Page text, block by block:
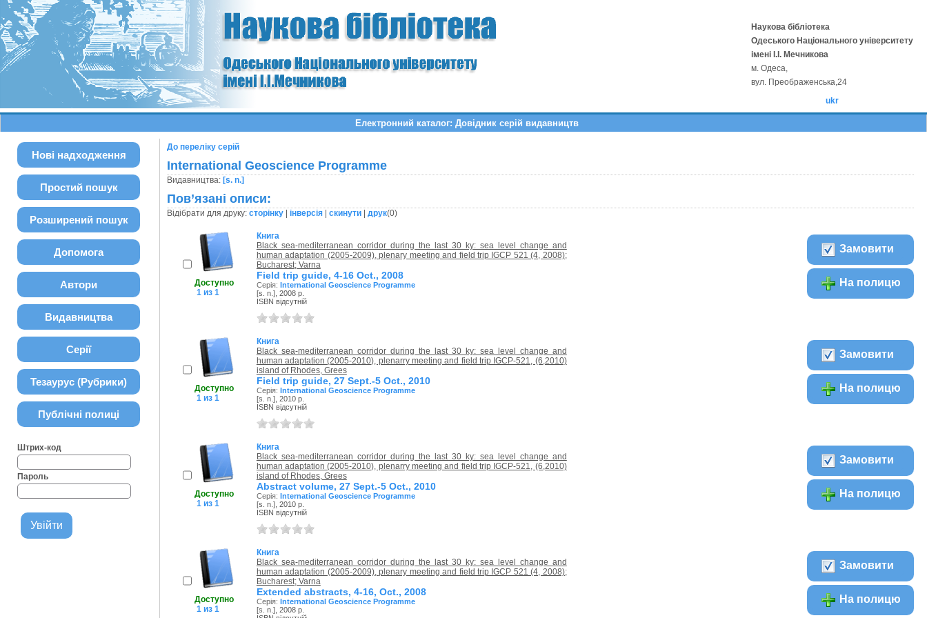
Наукова бібліотека
Одеського Національного університету
імені І.І. Мечникова
м. Одеса,
вул. Преображенська,24
ukr
Електронний каталог: Довідник серій видавництв
Нові надходження
Простий пошук
Розширений пошук
Допомога
Автори
Видавництва
Серії
Тезаурус (Рубрики)
Публічні полиці
Штрих-код
Пароль
До переліку серій
International Geoscience Programme
Видавництва: [s. n.]
Пов’язані описи:
Відібрати для друку: сторінку| інверсія| скинути| друк(0)
Доступно
1 из 1
Книга
Black sea-mediterranean corridor during the last 30 ky: sea level change and
human adaptation (2005-2009), plenary meeting and field trip IGCP 521 (4, 2008);
Bucharest; Varna
Field trip guide, 4-16 Oct., 2008
Серія: International Geoscience Programme
[s. n.], 2008 р.
ISBN відсутній
Замовити
На полицю
Доступно
1 из 1
Книга
Black sea-mediterranean corridor during the last 30 ky: sea level change and
human adaptation (2005-2010), plenarry meeting and field trip IGCP-521, (6,2010)
island of Rhodes, Grees
Field trip guide, 27 Sept.-5 Oct., 2010
Серія: International Geoscience Programme
[s. n.], 2010 р.
ISBN відсутній
Замовити
На полицю
Доступно
1 из 1
Книга
Black sea-mediterranean corridor during the last 30 ky: sea level change and
human adaptation (2005-2010), plenarry meeting and field trip IGCP-521, (6,2010)
island of Rhodes, Grees
Abstract volume, 27 Sept.-5 Oct., 2010
Серія: International Geoscience Programme
[s. n.], 2010 р.
ISBN відсутній
Замовити
На полицю
Доступно
1 из 1
Книга
Black sea-mediterranean corridor during the last 30 ky: sea level change and
human adaptation (2005-2009), plenary meeting and field trip IGCP 521 (4, 2008);
Bucharest; Varna
Extended abstracts, 4-16, Oct., 2008
Серія: International Geoscience Programme
[s. n.], 2008 р.
Замовити
На полицю